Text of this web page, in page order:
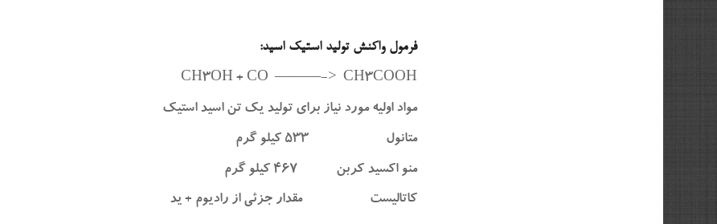
فرمول واکنش تولید استیک اسید:
CH3OH + CO ———-> CH3COOH
مواد اولیه مورد نیاز برای تولید یک تن اسید استیک
متانول ۵۳۳ کیلو گرم
منو اکسید کربن ۴۶۷ کیلو گرم
کاتالیست مقدار جزئی از رادیوم + ید